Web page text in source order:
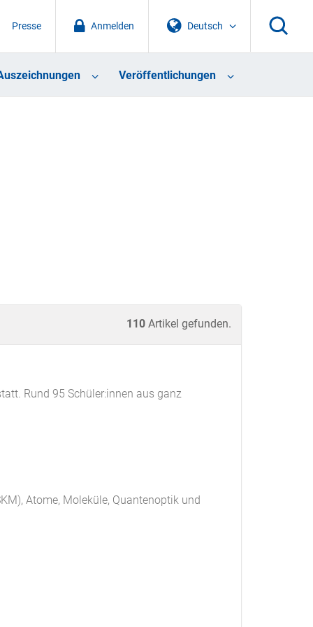
Deutsch
Anmelden
Presse
Veröffentlichungen
110 Artikel gefunden.
Rund 95 Schüler:innen aus ganz
Atome, Moleküle, Quantenoptik und